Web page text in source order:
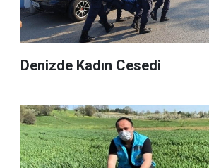
Denizde Kadın Cesedi